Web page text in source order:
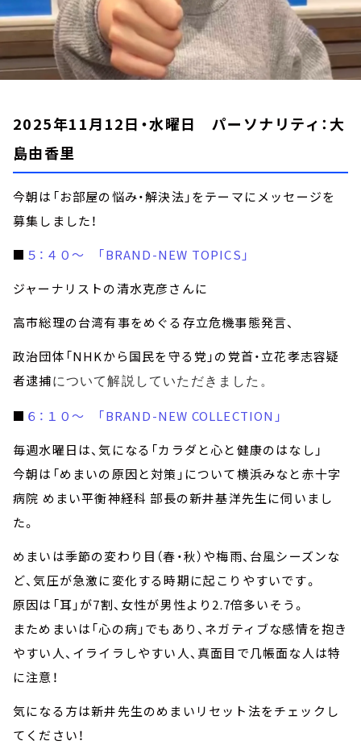
2025年11月12日・水曜日 パーソナリティ：大
島由香里
今朝は「お部屋の悩み・解決法」をテーマにメッセージを
募集しました！
■ ５：４０～ 「BRAND-NEW TOPICS」
ジャーナリストの清水克彦さんに
高市総理の台湾有事をめぐる存立危機事態発言、
政治団体「NHKから国民を守る党」の党首・立花孝志容疑
者逮捕について解説していただきました。
■ ６：１０～ 「BRAND-NEW COLLECTION」
毎週水曜日は、気になる「カラダと心と健康のはなし」
今朝は「めまいの原因と対策」について横浜みなと赤十字
病院 めまい平衡神経科 部長の新井基洋先生に伺いまし
た。
めまいは季節の変わり目（春・秋）や梅雨、台風シーズンな
ど、気圧が急激に変化する時期に起こりやすいです。
原因は「耳」が7割、女性が男性より2.7倍多いそう。
まためまいは「心の病」でもあり、ネガティブな感情を抱き
やすい人、イライラしやすい人、真面目で几帳面な人は特
に注意！
気になる方は新井先生のめまいリセット法をチェックし
てください！